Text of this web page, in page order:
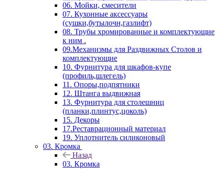
06. Мойки, смесители
07. Кухонные аксессуары
(сушки,бутылочн,газлифт)
08. Трубы хромированные и комплектующие
к ним .
09.Механизмы для Раздвижных Столов и
комплектующие
10. Фурнитура для шкафов-купе
(профиль,шлегель)
11. Опоры,подпятники
12. Штанга выдвижная
13. Фурнитура для столешниц
(планки,плинтус,цоколь)
15. Декоры
17.Реставрационный материал
19. Уплотнитель силиконовый
03. Кромка
Назад
03. Кромка